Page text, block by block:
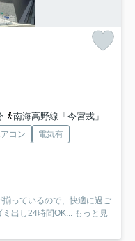
南海高野線「今宮戎」駅 徒歩8分
コン
電気有
っているので、快適に過ご
出し24時間OK... もっと見